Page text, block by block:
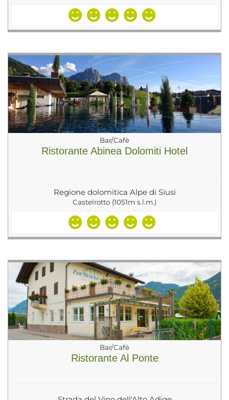
Bar/Cafè
Ristorante Abinea Dolomiti Hotel
Regione dolomitica Alpe di Siusi
Castelrotto (1051m s.l.m.)
Bar/Cafè
Ristorante Al Ponte